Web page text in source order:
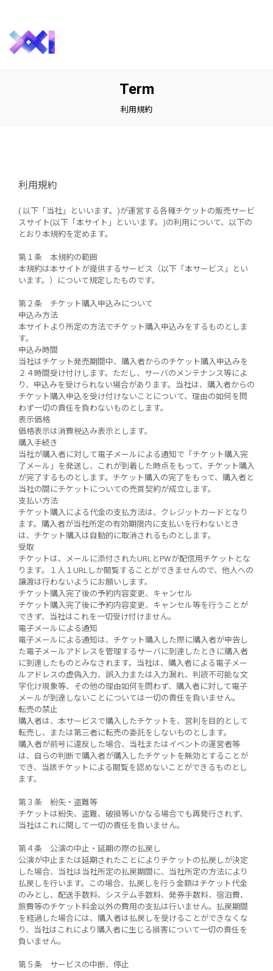
Term
利用規約
利用規約
( 以下「当社」といいます。)が運営する各種チケットの販売サービ
スサイト(以下「本サイト」といいます。)の利用について、以下の
とおり本規約を定めます。
第１条 本規約の範囲
本規約は本サイトが提供するサービス（以下「本サービス」とい
います。）について規定したものです。
第２条 チケット購入申込みについて
申込み方法
本サイトより所定の方法でチケット購入申込みをするものとしま
す。
申込み時間
当社はチケット発売期間中、購入者からのチケット購入申込みを
２４時間受け付けします。ただし、サーバのメンテナンス等によ
り、申込みを受けられない場合があります。当社は、購入者からの
チケット購入申込を受け付けないことについて、理由の如何を問
わず一切の責任を負わないものとします。
表示価格
価格表示は消費税込み表示とします。
購入手続き
当社が購入者に対して電子メールによる通知で「チケット購入完
了メール」を発送し、これが到着した時点をもって、チケット購入
が完了するものとします。チケット購入の完了をもって、購入者と
当社の間にチケットについての売買契約が成立します。
支払い方法
チケット購入による代金の支払方法は、クレジットカードとなり
ます。購入者が当社所定の有効期限内に支払いを行わないとき
は、チケット購入は自動的に取消されるものとします。
受取
チケットは、メールに添付されたURLとPWが配信用チケットとな
ります。１人１URLしか閲覧することができませんので、他人への
譲渡は行わないようにお願いします。
チケット購入完了後の予約内容変更、キャンセル
チケット購入完了後に予約内容変更、キャンセル等を行うことが
できず、当社はこれを一切受け付けません。
電子メールによる通知
電子メールによる通知は、チケット購入した際に購入者が申告し
た電子メールアドレスを管理するサーバに到達したときに購入者
に到達したものとみなされます。当社は、購入者による電子メー
ルアドレスの虚偽入力、誤入力または入力漏れ、判読不可能な文
字化け現象等、その他の理由如何を問わず、購入者に対して電子
メールが到達しないことについては一切の責任を負いません。
転売の禁止
購入者は、本サービスで購入したチケットを、営利を目的として
転売し、または第三者に転売の委託をしないものとします。
購入者が前号に違反した場合、当社またはイベントの運営者等
は、自らの判断で購入者が購入したチケットを無効とすることが
でき、当該チケットによる閲覧を認めないことができるものとし
ます。
第３条 紛失・盗難等
チケットは紛失、盗難、破損等いかなる場合でも再発行されず、
当社はこれに関して一切の責任を負いません。
第４条 公演の中止・延期の際の払戻し
公演が中止または延期されたことによりチケットの払戻しが決定
した場合、当社は当社所定の払戻期間に、当社所定の方法により
払戻しを行います。この場合、払戻しを行う金額はチケット代金
のみとし、配送手数料、システム手数料、発券手数料、宿泊費、
旅費等のチケット料金以外の費用の支払は行いません。払戻期間
を経過した場合には、購入者は払戻しを受けることができなくな
り、当社はこれにより購入者に生じる損害について一切の責任を
負いません。
第５条 サービスの中断、停止